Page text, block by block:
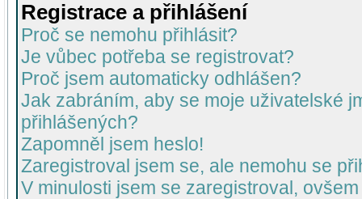
Registrace a přihlášení
Proč se nemohu přihlásit?
Je vůbec potřeba se registrovat?
Proč jsem automaticky odhlášen?
Jak zabráním, aby se moje uživatelské
přihlášených?
Zapomněl jsem heslo!
Zaregistroval jsem se, ale nemohu se
V minulosti jsem se zaregistroval,